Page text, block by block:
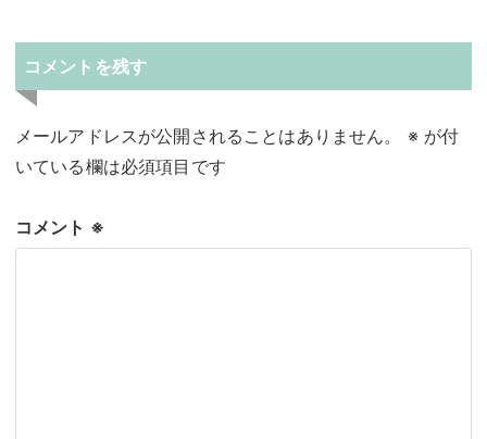
コメントを残す
メールアドレスが公開されることはありません。 ※が付
いている欄は必須項目です
コメント ※